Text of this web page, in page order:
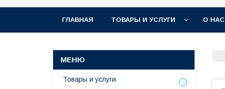
ГЛАВНАЯ ТОВАРЫ И УСЛУГИ О НАС
Товары и услуги